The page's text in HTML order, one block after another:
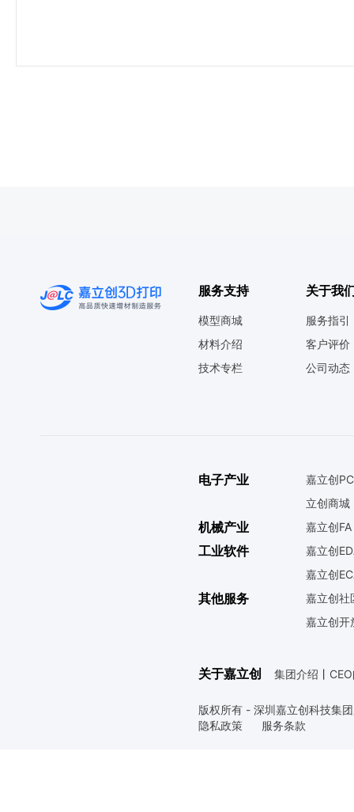
服务支持
模型商城
材料介绍
技术专栏
关于我
服务指引
客户评价
公司动态
电子产业
嘉立创
立创商城
机械产业 嘉立创FA
工业软件
嘉立创
嘉立创
其他服务
嘉立创社
嘉立创开
关于嘉立创 集团介绍 丨
版权所有 - 深圳嘉立创科技集
隐私政策
服务条款